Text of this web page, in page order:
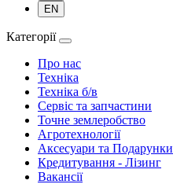
EN
Категорії
Про нас
Техніка
Техніка б/в
Сервіс та запчастини
Точне землеробство
Агротехнології
Аксесуари та Подарунки
Кредитування - Лізинг
Вакансії